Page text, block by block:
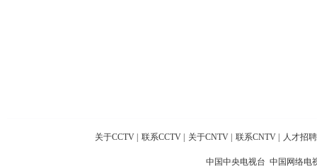
关于CCTV | 联系CCTV | 关于CNTV | 联系CNTV | 人才招聘
中国中央电视台 中国网络电